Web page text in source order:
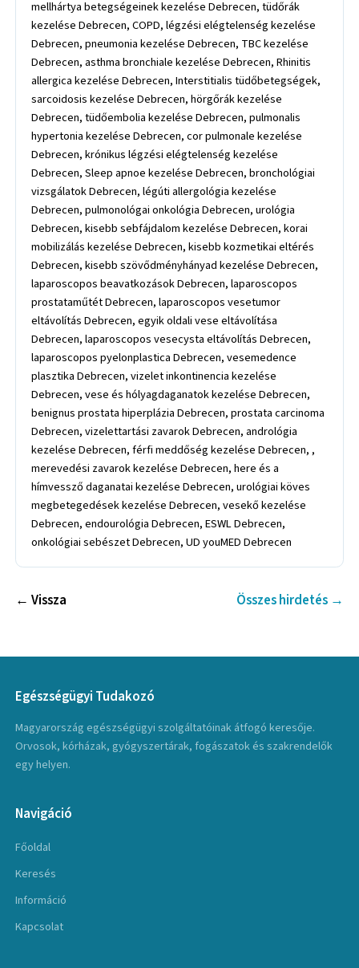
mellhártya betegségeinek kezelése Debrecen, tüdőrák
kezelése Debrecen, COPD, légzési elégtelenség kezelése
Debrecen, pneumonia kezelése Debrecen, TBC kezelése
Debrecen, asthma bronchiale kezelése Debrecen, Rhinitis
allergica kezelése Debrecen, Interstitialis tüdőbetegségek,
sarcoidosis kezelése Debrecen, hörgőrák kezelése
Debrecen, tüdőembolia kezelése Debrecen, pulmonalis
hypertonia kezelése Debrecen, cor pulmonale kezelése
Debrecen, krónikus légzési elégtelenség kezelése
Debrecen, Sleep apnoe kezelése Debrecen, bronchológiai
vizsgálatok Debrecen, légúti allergológia kezelése
Debrecen, pulmonológai onkológia Debrecen, urológia
Debrecen, kisebb sebfájdalom kezelése Debrecen, korai
mobilizálás kezelése Debrecen, kisebb kozmetikai eltérés
Debrecen, kisebb szövődményhányad kezelése Debrecen,
laparoscopos beavatkozások Debrecen, laparoscopos
prostataműtét Debrecen, laparoscopos vesetumor
eltávolítás Debrecen, egyik oldali vese eltávolítása
Debrecen, laparoscopos vesecysta eltávolítás Debrecen,
laparoscopos pyelonplastica Debrecen, vesemedence
plasztika Debrecen, vizelet inkontinencia kezelése
Debrecen, vese és hólyagdaganatok kezelése Debrecen,
benignus prostata hiperplázia Debrecen, prostata carcinoma
Debrecen, vizelettartási zavarok Debrecen, andrológia
kezelése Debrecen, férfi meddőség kezelése Debrecen, ,
merevedési zavarok kezelése Debrecen, here és a
hímvessző daganatai kezelése Debrecen, urológiai köves
megbetegedések kezelése Debrecen, vesekő kezelése
Debrecen, endourológia Debrecen, ESWL Debrecen,
onkológiai sebészet Debrecen, UD youMED Debrecen
← Vissza Összes hirdetés →
Egészségügyi Tudakozó
Magyarország egészségügyi szolgáltatóinak átfogó keresője.
Orvosok, kórházak, gyógyszertárak, fogászatok és szakrendelők
egy helyen.
Navigáció
Főoldal
Keresés
Információ
Kapcsolat